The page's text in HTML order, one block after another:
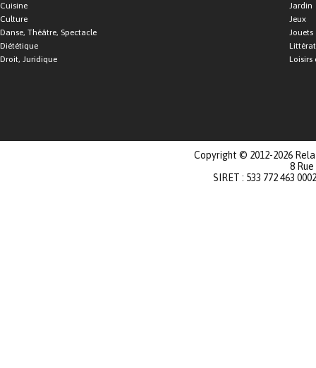
Cuisine
Culture
Danse, Théâtre, Spectacle
Diététique
Droit, Juridique
Jardin
Jeux
Jouets
Loisirs
Copyright © 2012-2026
8
SIRET : 533 772 463